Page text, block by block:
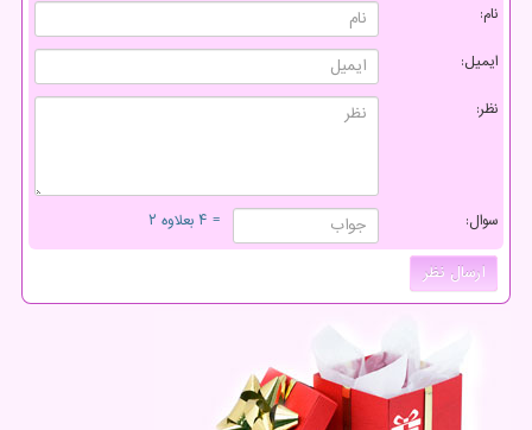
نام:
ایمیل:
نظر:
سوال: = ۴ بعلاوه ۲